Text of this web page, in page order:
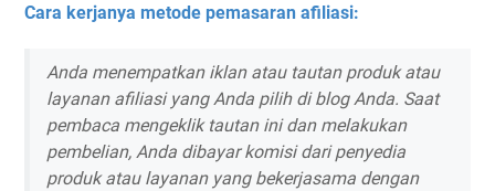
Cara kerjanya metode pemasaran afiliasi:
Anda menempatkan iklan atau tautan produk atau
layanan afiliasi yang Anda pilih di blog Anda. Saat
pembaca mengeklik tautan ini dan melakukan
pembelian, Anda dibayar komisi dari penyedia
produk atau layanan yang bekerjasama dengan